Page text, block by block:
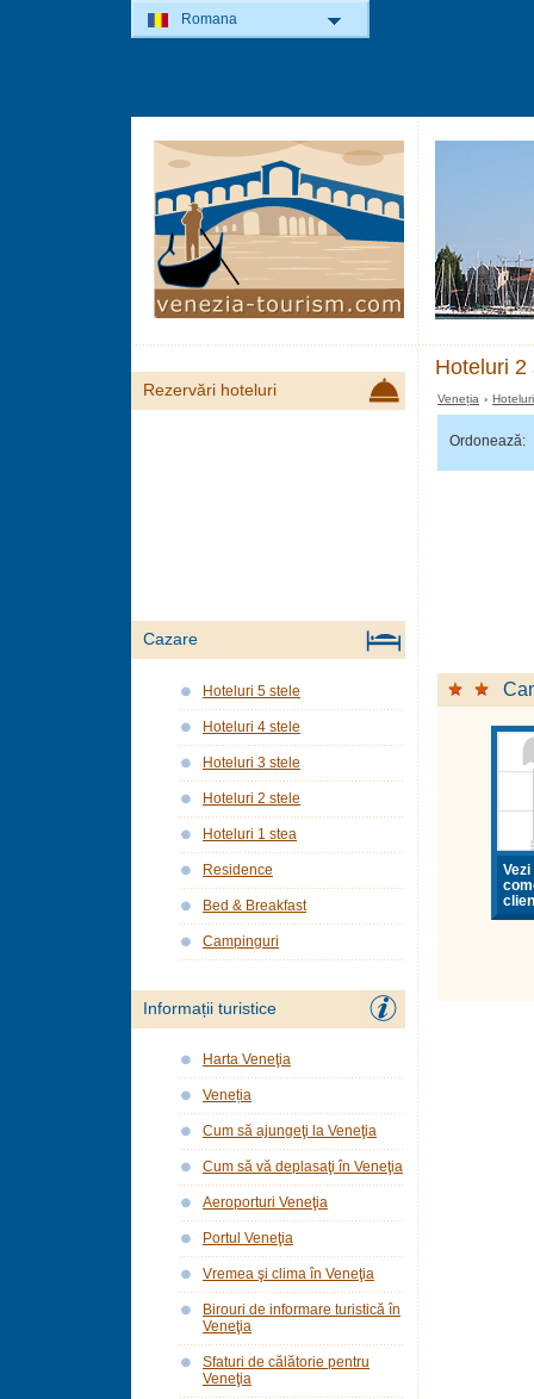
Hoteluri 2
Veneția ›
Ordonează:
Rezervări hoteluri
Cazare
Hoteluri 5 stele
Hoteluri 4 stele
Hoteluri 3 stele
Hoteluri 2 stele
Hoteluri 1 stea
Residence
Bed & Breakfast
Campinguri
Informații turistice
Harta Veneţia
Veneția
Cum să ajungeţi la Veneţia
Cum să vă deplasaţi în Veneţia
Aeroporturi Veneţia
Portul Veneţia
Vremea şi clima în Veneţia
Birouri de informare turistică în
Veneţia
Sfaturi de călătorie pentru
Veneţia
Romana